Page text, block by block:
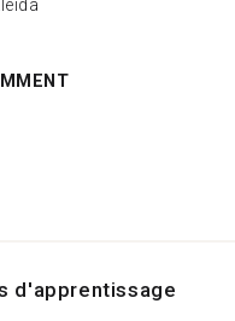
d'apprentissage